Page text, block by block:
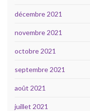
décembre 2021
novembre 2021
octobre 2021
septembre 2021
août 2021
juillet 2021